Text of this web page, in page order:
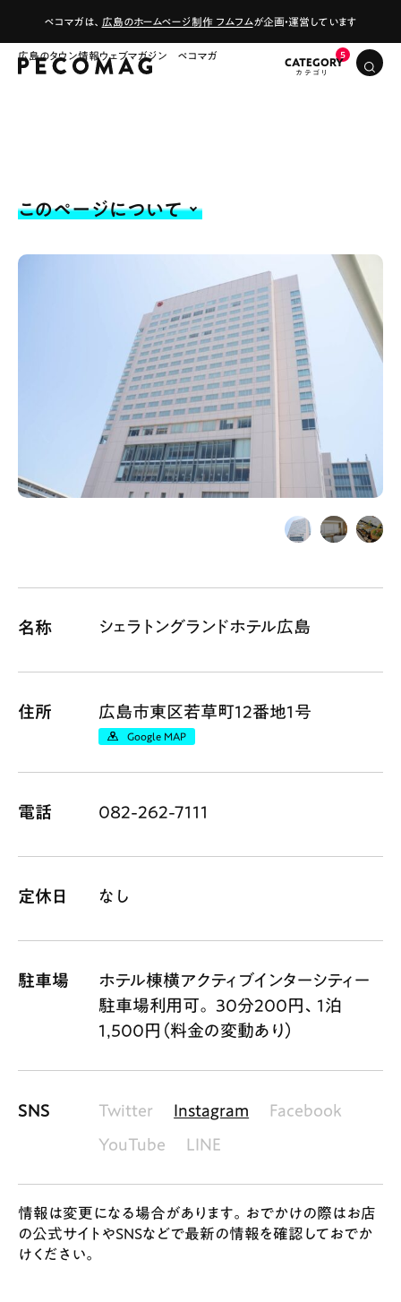
ペコマガは、 広島のホームページ制作 フムフムが企画・運営しています
広島のタウン情報ウェブマガジン ペコマガ
CATEGORY
# 女子旅におすすめ
# テイクアウト # パン # コーヒー
Special Life
Gourmet News
Outing
運営会社
スポット情報 広告掲載について
このページについて
名称 シェラトングランドホテル広島
住所 広島市東区若草町12番地1号
Google MAP
電話 082-262-7111
定休日 なし
駐車場
ホテル棟横アクティブインターシティー
駐車場利用可。 30分200円、1泊
1,500円（料金の変動あり）
SNS Twitter Instagram
Facebook
YouTube
LINE
情報は変更になる場合があります。おでかけの際はお店
の公式サイトやSNSなどで最新の情報を確認しておでか
けください。